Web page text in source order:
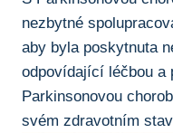
nezbytné
aby byla poskytnuta
odpovídající léčbou ​a
Parkinsonovou
svém zdravotním